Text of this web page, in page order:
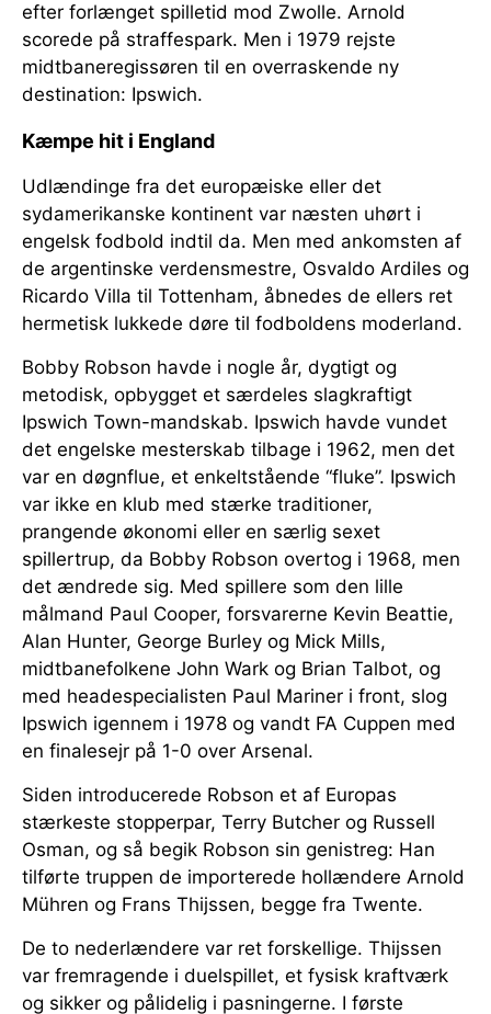
efter forlænget spilletid mod Zwolle. Arnold
scorede på straffespark. Men i 1979 rejste
midtbaneregissøren til en overraskende ny
destination: Ipswich.
Kæmpe hit i England
Udlændinge fra det europæiske eller det
sydamerikanske kontinent var næsten uhørt i
engelsk fodbold indtil da. Men med ankomsten af
de argentinske verdensmestre, Osvaldo Ardiles og
Ricardo Villa til Tottenham, åbnedes de ellers ret
hermetisk lukkede døre til fodboldens moderland.
Bobby Robson havde i nogle år, dygtigt og
metodisk, opbygget et særdeles slagkraftigt
Ipswich Town-mandskab. Ipswich havde vundet
det engelske mesterskab tilbage i 1962, men det
var en døgnflue, et enkeltstående “fluke”. Ipswich
var ikke en klub med stærke traditioner,
prangende økonomi eller en særlig sexet
spillertrup, da Bobby Robson overtog i 1968, men
det ændrede sig. Med spillere som den lille
målmand Paul Cooper, forsvarerne Kevin Beattie,
Alan Hunter, George Burley og Mick Mills,
midtbanefolkene John Wark og Brian Talbot, og
med headespecialisten Paul Mariner i front, slog
Ipswich igennem i 1978 og vandt FA Cuppen med
en finalesejr på 1-0 over Arsenal.
Siden introducerede Robson et af Europas
stærkeste stopperpar, Terry Butcher og Russell
Osman, og så begik Robson sin genistreg: Han
tilførte truppen de importerede hollændere Arnold
Mühren og Frans Thijssen, begge fra Twente.
De to nederlændere var ret forskellige. Thijssen
var fremragende i duelspillet, et fysisk kraftværk
og sikker og pålidelig i pasningerne. I første